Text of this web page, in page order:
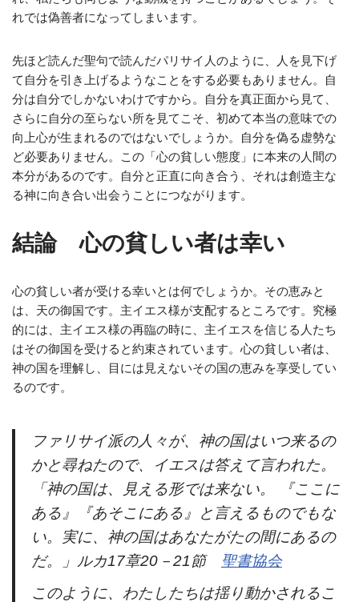
れでは偽善者になってしまいます。
先ほど読んだ聖句で読んだパリサイ人のように、人を見下げ
て自分を引き上げるようなことをする必要もありません。自
分は自分でしかないわけですから。自分を真正面から見て、
さらに自分の至らない所を見てこそ、初めて本当の意味での
向上心が生まれるのではないでしょうか。自分を偽る虚勢な
ど必要ありません。この「心の貧しい態度」に本来の人間の
本分があるのです。自分と正直に向き合う、それは創造主な
る神に向き合い出会うことにつながります。
結論 心の貧しい者は幸い
心の貧しい者が受ける幸いとは何でしょうか。その恵みと
は、天の御国です。主イエス様が支配するところです。究極
的には、主イエス様の再臨の時に、主イエスを信じる人たち
はその御国を受けると約束されています。心の貧しい者は、
神の国を理解し、目には見えないその国の恵みを享受してい
るのです。
ファリサイ派の人々が、神の国はいつ来るの
かと尋ねたので、イエスは答えて言われた。
「神の国は、見える形では来ない。 『ここに
ある』『あそこにある』と言えるものでもな
い。実に、神の国はあなたがたの間にあるの
だ。」ルカ17章20－21節 聖書協会
このように、わたしたちは揺り動かされるこ